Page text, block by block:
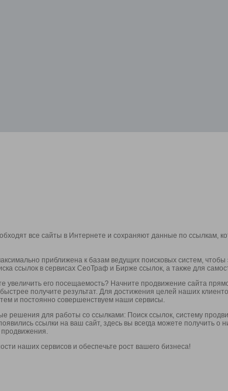
все сайты в Интернете и сохраняют данные по ссылкам,
приближена к базам ведущих поисковых систем,
ссылок в сервисах СеоТраф и Бирже ссылок, а также для
увеличить его посещаемость? Начните продвижение сайта
получите результат. Для достижения целей наших
и постоянно совершенствуем наши сервисы.
решения для работы со ссылками: Поиск ссылок, систему
ссылки на ваш сайт, здесь вы всегда можете получить
наших сервисов и обеспечьте рост вашего бизнеса!